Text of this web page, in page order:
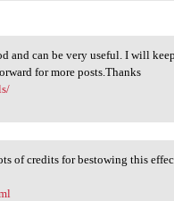
and can be very useful. I will
for more posts.Thanks
of credits for bestowing this